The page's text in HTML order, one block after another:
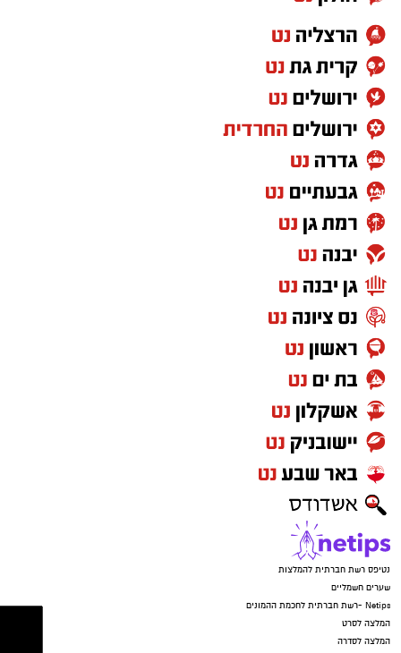
גורמי חקירה מסרו כי מדובר, לכאורה, ב"אירוע
שיטתי ומשפיל", וכי החוקרים בודקים האם קיימות
מתלוננות נוספות.
בהמשך היום צפויה המשטרה להביא את החשוד
לדיון בבית משפט השלום בראשון לציון, שם תבקש
להאריך את מעצרו.
במקביל, בכוונת החוקרים לפנות לבית המשפט
בבקשה להתיר את פרסום שמו של החשוד.
במשטרה סבורים כי פרסום שמו עשוי לאפשר
לנפגעות נוספות, ככל שישנן, לפנות ולהגיש תלונה.
נכון לעכשיו חל איסור על פרסום שמו של החשוד.
החקירה נמשכת, וכלל החשדות נגדו נמצאים
בבדיקה. יודגש כי בשלב זה מדובר בחשדות בלבד,
והחשוד נהנה מחזקת החפות כל עוד לא הורשע
בדין.
יש לכם מידע חשוב שטרם נחשף? צילומים מאירוע
חדשותי? מצאתם טעות בכתבה? נשמח שתשתפו
אותנו
נטיפס רשת חברתית להמלצות
שערים חשמליים
Netips -רשת חברתית לחכמת ההמונים